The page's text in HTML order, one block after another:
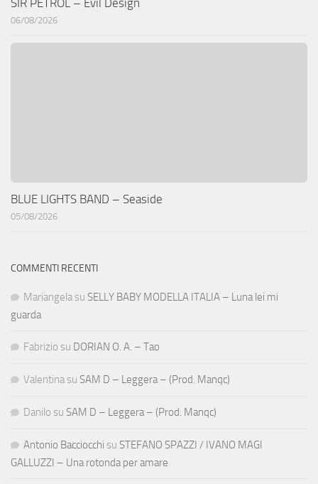
06/08/2026
BLUE LIGHTS BAND – Seaside
05/08/2026
COMMENTI RECENTI
Mariangela su SELLY BABY MODELLA ITALIA – Luna lei mi
guarda
Fabrizio su DORIAN O. A. – Tao
Valentina su SAM D – Leggera – (Prod. Manqc)
Danilo su SAM D – Leggera – (Prod. Manqc)
Antonio Bacciocchi su STEFANO SPAZZI / IVANO MAGI
GALLUZZI – Una rotonda per amare